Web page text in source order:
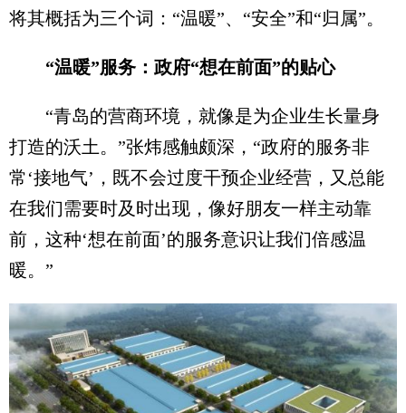
将其概括为三个词：“温暖”、“安全”和“归属”。
“温暖”服务：政府“想在前面”的贴心
“青岛的营商环境，就像是为企业生长量身
打造的沃土。”张炜感触颇深，“政府的服务非
常‘接地气’，既不会过度干预企业经营，又总能
在我们需要时及时出现，像好朋友一样主动靠
前，这种‘想在前面’的服务意识让我们倍感温
暖。”